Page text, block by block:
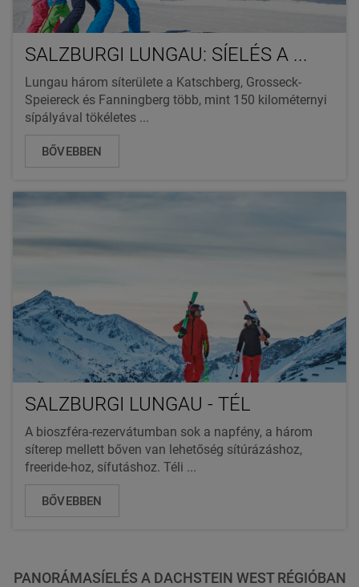
SALZBURGI LUNGAU: SÍELÉS A ...
Lungau három síterülete a Katschberg, Grosseck-
Speiereck és Fanningberg több, mint 150 kilométernyi
sípályával tökéletes ...
BŐVEBBEN
SALZBURGI LUNGAU - TÉL
A bioszféra-rezervátumban sok a napfény, a három
síterep mellett bőven van lehetőség sítúrázáshoz,
freeride-hoz, sífutáshoz. Téli ...
BŐVEBBEN
PANORÁMASÍELÉS A DACHSTEIN WEST RÉGIÓBAN